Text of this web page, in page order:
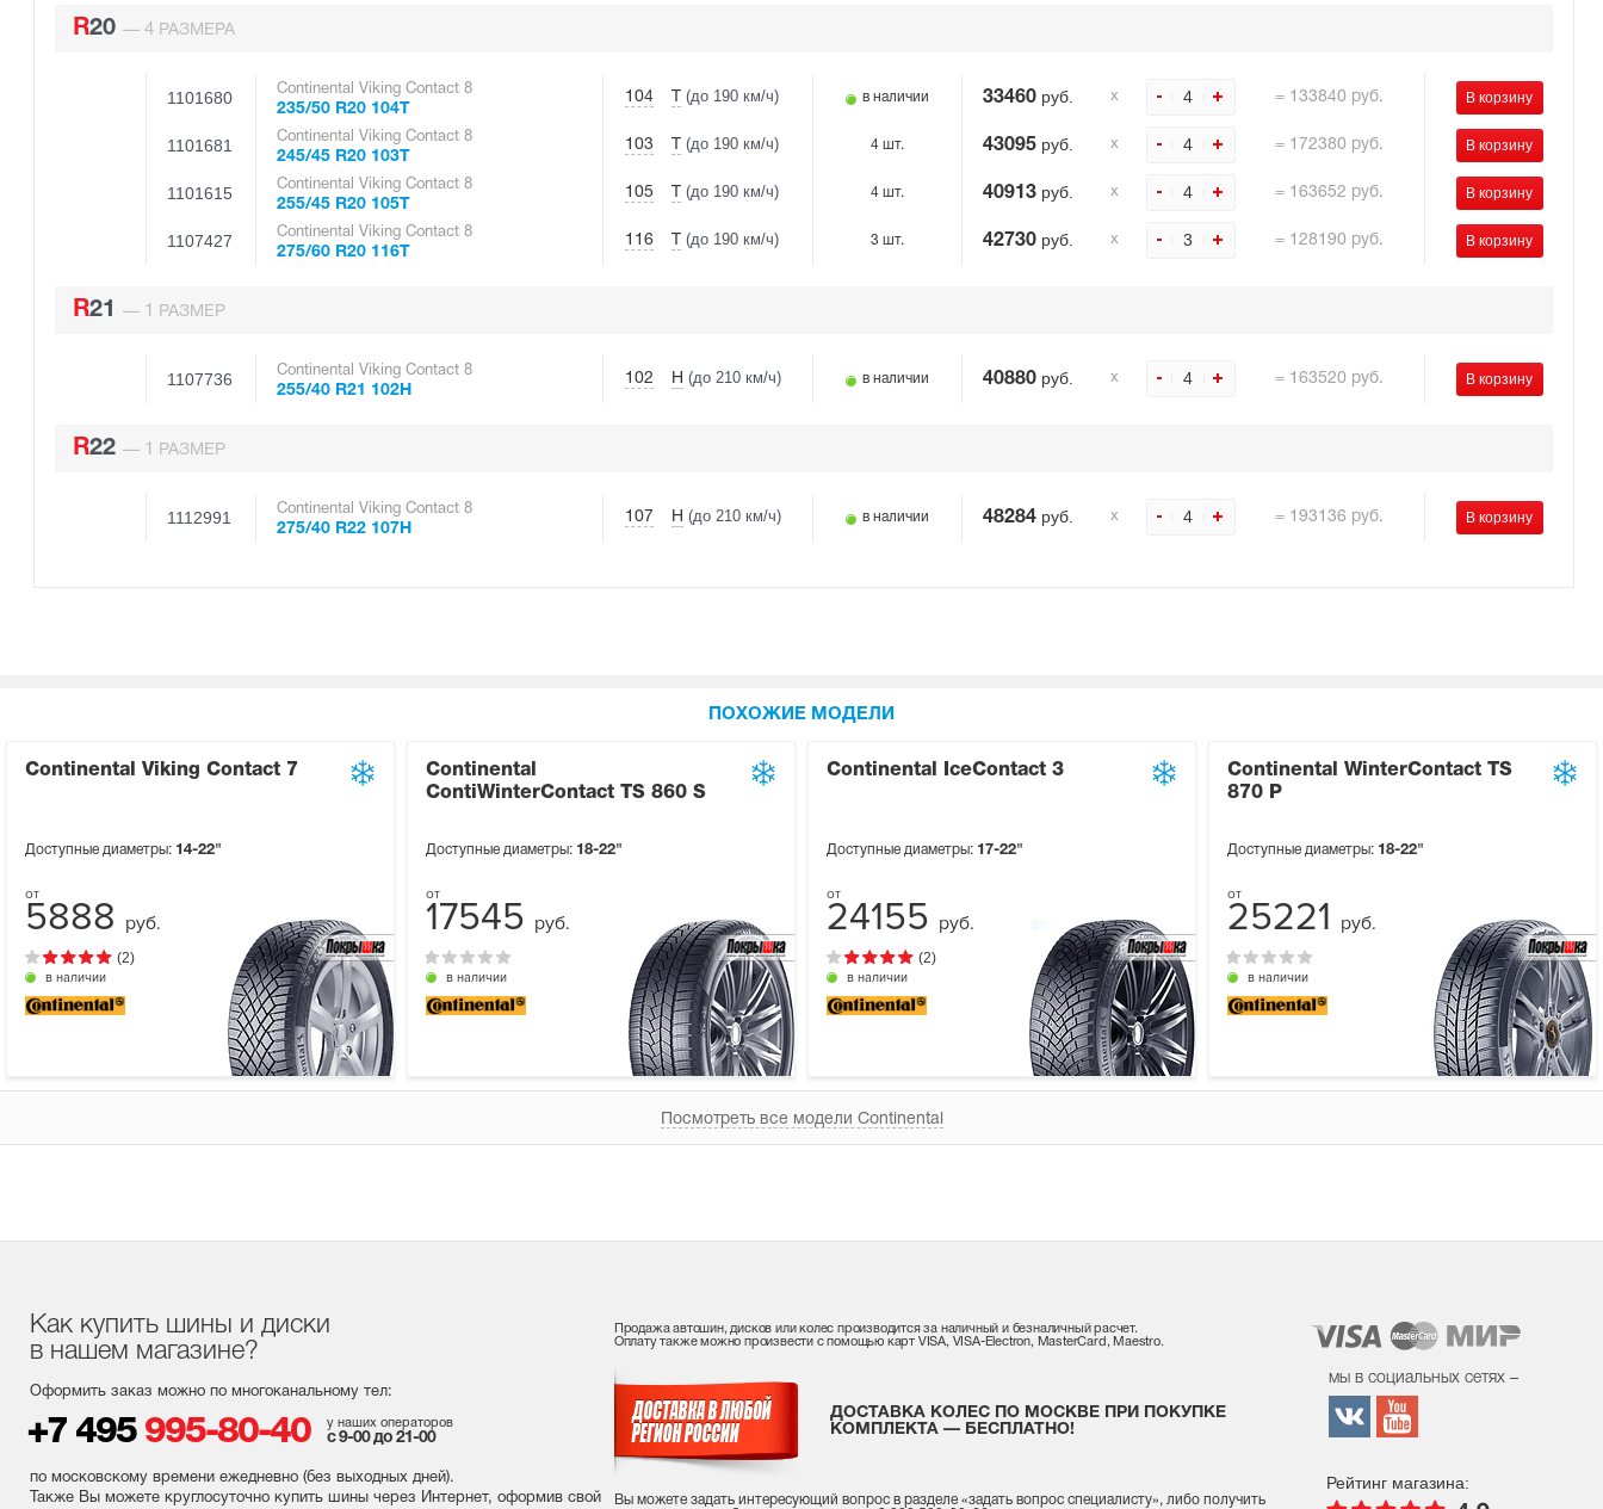
R20 — 4 РАЗМЕРА
1101680 Continental Viking Contact 8
235/50 R20 104T
104 T (до 190 км/ч) в наличии 33460 руб. х 4 = 133840 руб.
1101681 Continental Viking Contact 8
245/45 R20 103T
103 T (до 190 км/ч) 4 шт. 43095 руб. х 4 = 172380 руб.
1101615 Continental Viking Contact 8
255/45 R20 105T
105 T (до 190 км/ч) 4 шт. 40913 руб. х 4 = 163652 руб.
1107427 Continental Viking Contact 8
275/60 R20 116T
116 T (до 190 км/ч) 3 шт. 42730 руб. х 3 = 128190 руб.
R21 — 1 РАЗМЕР
1107736 Continental Viking Contact 8
255/40 R21 102H
102 H (до 210 км/ч) в наличии 40880 руб. х 4 = 163520 руб.
R22 — 1 РАЗМЕР
1112991 Continental Viking Contact 8
275/40 R22 107H
107 H (до 210 км/ч) в наличии 48284 руб. х 4 = 193136 руб.
ПОХОЖИЕ МОДЕЛИ
Continental Viking Contact 7
Доступные диаметры: 14-22"
5888 руб.
(2)
в наличии
Continental
ContiWinterContact TS 860 S
Доступные диаметры: 18-22"
17545 руб.
в наличии
Continental IceContact 3
Доступные диаметры: 17-22"
24155 руб.
(2)
в наличии
Continental WinterContact TS
870 P
Доступные диаметры: 18-22"
25221 руб.
в наличии
Посмотреть все модели Continental
Как купить шины и диски
в нашем магазине?
Оформить заказ можно по многоканальному тел:
+7 495 995-80-40 у наших операторов
с 9-00 до 21-00
по московскому времени ежедневно (без выходных дней).
Также Вы можете круглосуточно купить шины через Интернет, оформив свой
Продажа автошин, дисков или колес производится за наличный и безналичный расчет.
Оплату также можно произвести с помощью карт VISA, VISA-Electron, MasterCard, Maestro.
ДОСТАВКА КОЛЕС ПО МОСКВЕ ПРИ ПОКУПКЕ
КОМПЛЕКТА — БЕСПЛАТНО!
Вы можете задать интересующий вопрос в разделе «задать вопрос специалисту», либо получить
мы в социальных сетях –
Рейтинг магазина: